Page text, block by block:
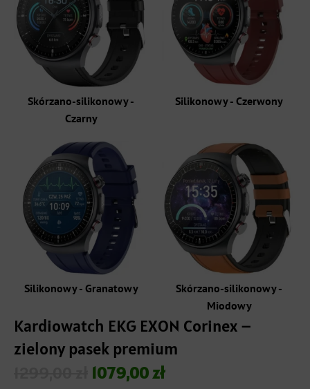
Skórzano-silikonowy -
Czarny
Silikonowy - Czerwony
Silikonowy - Granatowy
Skórzano-silikonowy -
Miodowy
Kardiowatch EKG EXON Corinex –
zielony pasek premium
Pierwotna
1079,00zł
Aktualna